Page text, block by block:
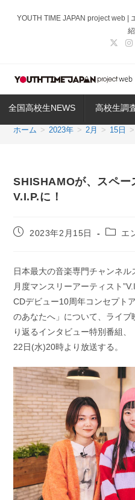
ス
ッ
YOUTH TIME JAPAN project web |
全国高校生NEWS 高校生調
ホーム > 2023年 > 2月 > 15日 >
SHISHAMOが、スペ
V.I.P.に！
投
開
日:
2023年2月15日
投
ゴ
リ
ー:
エ
日本最大の音楽専門チャンネ
月度マンスリーアーティスト
CDデビュー10周年コンセプト
のあなたへ」について、ライ
り返るインタビュー特別番組
22日(水)20時より放送する。